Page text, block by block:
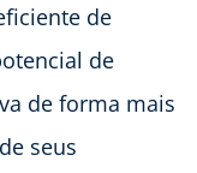
de
de
de forma mais
seus